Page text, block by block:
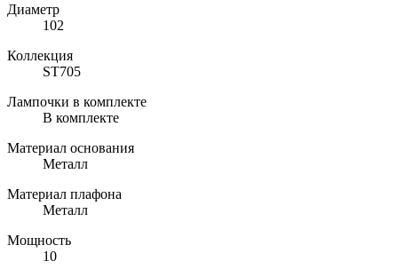
Диаметр
102
Коллекция
ST705
Лампочки в комплекте
В комплекте
Материал основания
Металл
Материал плафона
Металл
Мощность
10